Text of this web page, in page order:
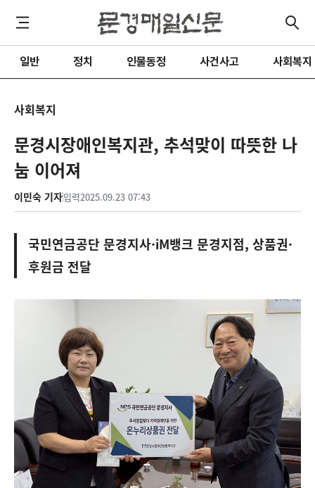
일반 정치 인물동정 사건사고 사회복지
사회복지
문경시장애인복지관, 추석맞이 따뜻한 나
눔 이어져
이민숙 기자입력2025.09.23 07:43
국민연금공단 문경지사·iM뱅크 문경지점, 상품권·
후원금 전달